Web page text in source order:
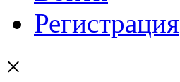
Регистрация
×